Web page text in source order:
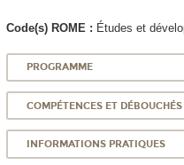
Code(s) ROME : Études et
PROGRAMME
COMPÉTENCES ET DÉBOUCHÉS
INFORMATIONS PRATIQUES